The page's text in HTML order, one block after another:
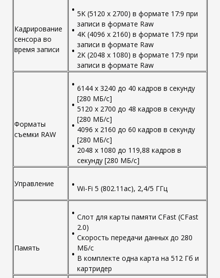
Кадрирование
сенсора во
время записи
5K (5120 x 2700) в формате 17:9 при
записи в формате Raw
4K (4096 x 2160) в формате 17:9 при
записи в формате Raw
2K (2048 x 1080) в формате 17:9 при
записи в формате Raw
Форматы
съемки RAW
6144 x 3240 до 40 кадров в секунду
[280 МБ/с]
5120 x 2700 до 48 кадров в секунду
[280 МБ/с]
4096 x 2160 до 60 кадров в секунду
[280 МБ/с]
2048 x 1080 до 119,88 кадров в
секунду [280 МБ/с]
Управление
Wi-Fi 5 (802.11ac), 2,4/5 ГГц
Память
Слот для карты памяти CFast (CFast
2.0)
Скорость передачи данных до 280
МБ/с
В комплекте одна карта на 512 Гб и
картридер